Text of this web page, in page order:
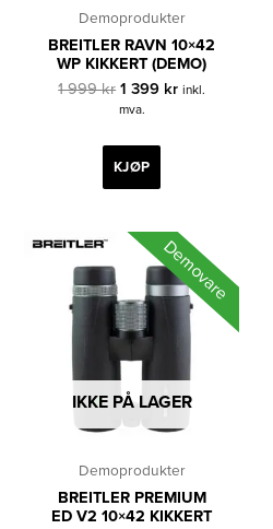
Demoprodukter
BREITLER RAVN 10×42
WP KIKKERT (DEMO)
1 999kr Opprinnelig
pris
1
999 kr.
1 399 krNåværende
inkl.
mva.
KJØP
Demovare
IKKE PÅ LAGER
Demoprodukter
BREITLER PREMIUM
ED V2 10×42 KIKKERT